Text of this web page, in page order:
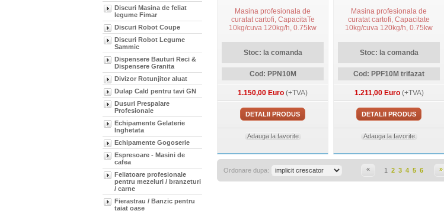
Discuri Masina de feliat
legume Fimar
Discuri Robot Coupe
Discuri Robot Legume
Sammic
Dispensere Bauturi Reci &
Dispensere Granita
Divizor Rotunjitor aluat
Dulap Cald pentru tavi GN
Dusuri Prespalare
Profesionale
Echipamente Gelaterie
Inghetata
Echipamente Gogoserie
Espresoare - Masini de
cafea
Feliatoare profesionale
pentru mezeluri / branzeturi
/ carne
Fierastrau / Banzic pentru
taiat oase
Masina profesionala de
curatat cartofi, CapacitaTe
10kg/cuva 120kg/h, 0.75kw
abraziv lateral inclus, FIMAR
Stoc: la comanda
Cod: PPN10M
1.150,00 Euro (+TVA)
DETALII PRODUS
Adauga la favorite
Masina profesionala de
curatat cartofi, Capacitate
10kg/cuva 120kg/h, 0.75kw
abraziv lateral inclus, model
PPF10M,3 8x77x116cm,
Stoc: la comanda
Cod: PPF10M trifazat
1.211,00 Euro(+TVA)
DETALII PRODUS
Adauga la favorite
Ordonare dupa: « 1 2 3 4 5 6 »